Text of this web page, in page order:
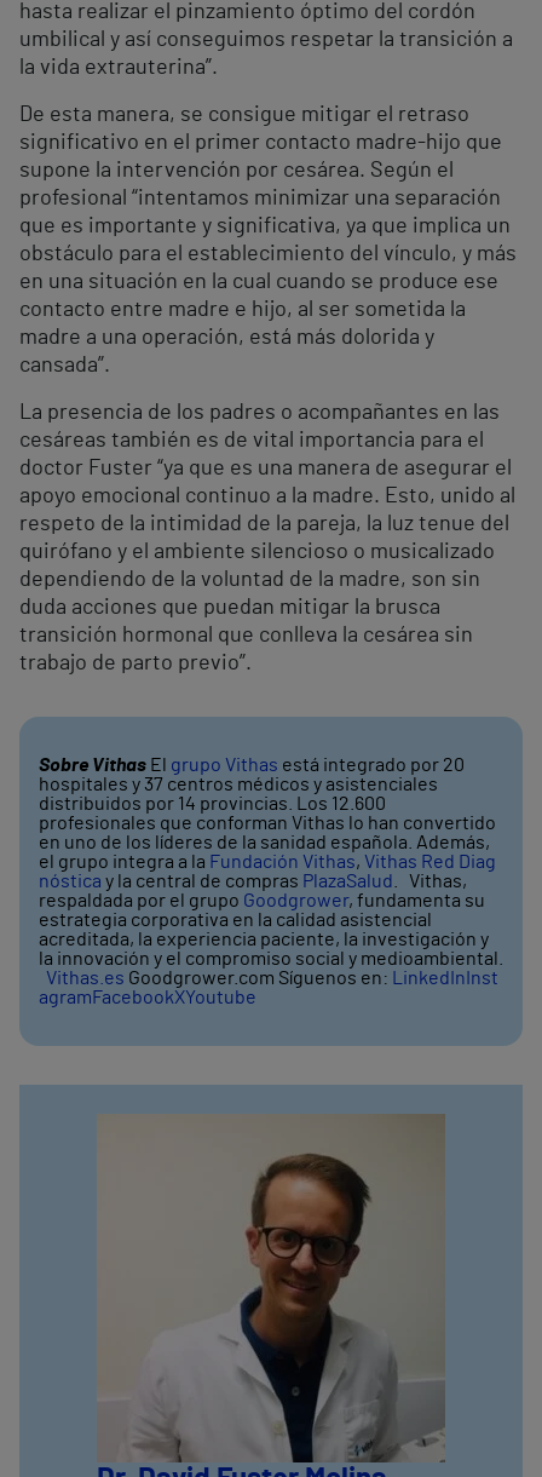
hasta realizar el pinzamiento óptimo del cordón
umbilical y así conseguimos respetar la transición a
la vida extrauterina”.
De esta manera, se consigue mitigar el retraso
significativo en el primer contacto madre-hijo que
supone la intervención por cesárea. Según el
profesional “intentamos minimizar una separación
que es importante y significativa, ya que implica un
obstáculo para el establecimiento del vínculo, y más
en una situación en la cual cuando se produce ese
contacto entre madre e hijo, al ser sometida la
madre a una operación, está más dolorida y
cansada”.
La presencia de los padres o acompañantes en las
cesáreas también es de vital importancia para el
doctor Fuster “ya que es una manera de asegurar el
apoyo emocional continuo a la madre. Esto, unido al
respeto de la intimidad de la pareja, la luz tenue del
quirófano y el ambiente silencioso o musicalizado
dependiendo de la voluntad de la madre, son sin
duda acciones que puedan mitigar la brusca
transición hormonal que conlleva la cesárea sin
trabajo de parto previo”.
Sobre Vithas El grupo Vithas está integrado por 20
hospitales y 37 centros médicos y asistenciales
distribuidos por 14 provincias. Los 12.600
profesionales que conforman Vithas lo han convertido
en uno de los líderes de la sanidad española. Además,
el grupo integra a la Fundación Vithas, Vithas Red Diag
nóstica y la central de compras PlazaSalud
. Vithas,
respaldada por el grupo Goodgrower, fundamenta su
estrategia corporativa en la calidad asistencial
acreditada, la experiencia paciente, la investigación y
la innovación y el compromiso social y medioambiental.
Vithas.es Goodgrower.com Síguenos en: LinkedIn Inst
agramFacebookXYoutube